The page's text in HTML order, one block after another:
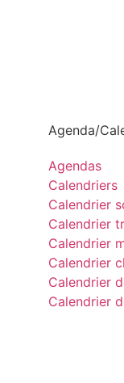
Agenda/
Agendas
Calendriers
Calendrier
Calendrier
Calendrier
Calendrier
Calendrier
Calendrier